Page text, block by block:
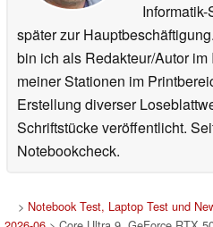
später zur
bin ich als Redakteur/Autor im
meiner Stationen im
Erstellung diverser
Schriftstücke veröffentlicht.
Notebookcheck.
> Notebook Test, Laptop Test und